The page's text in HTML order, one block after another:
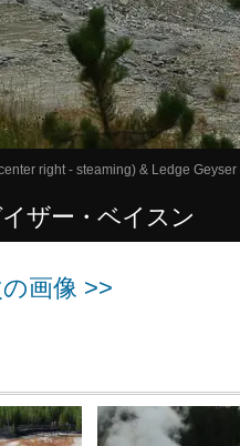
right - steaming) & Ledge
ザー・ベイスン
画像 >>